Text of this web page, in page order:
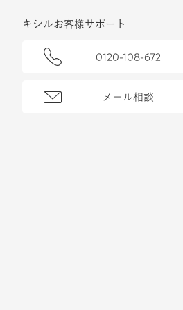
キシルお客様サポート
0120-108-672
メール相談